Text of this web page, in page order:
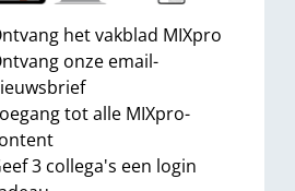
het vakblad MIXpro
onze email-
tot alle MIXpro-
3 collega's een login